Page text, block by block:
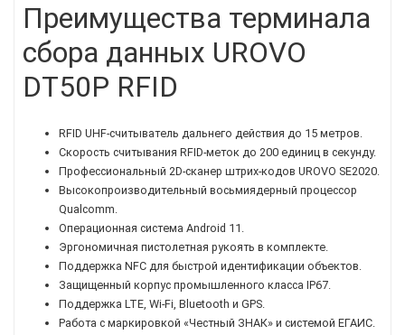
Преимущества терминала
сбора данных UROVO
DT50P RFID
RFID UHF-считыватель дальнего действия до 15 метров.
Скорость считывания RFID-меток до 200 единиц в секунду.
Профессиональный 2D-сканер штрих-кодов UROVO SE2020.
Высокопроизводительный восьмиядерный процессор
Qualcomm.
Операционная система Android 11.
Эргономичная пистолетная рукоять в комплекте.
Поддержка NFC для быстрой идентификации объектов.
Защищенный корпус промышленного класса IP67.
Поддержка LTE, Wi-Fi, Bluetooth и GPS.
Работа с маркировкой «Честный ЗНАК» и системой ЕГАИС.